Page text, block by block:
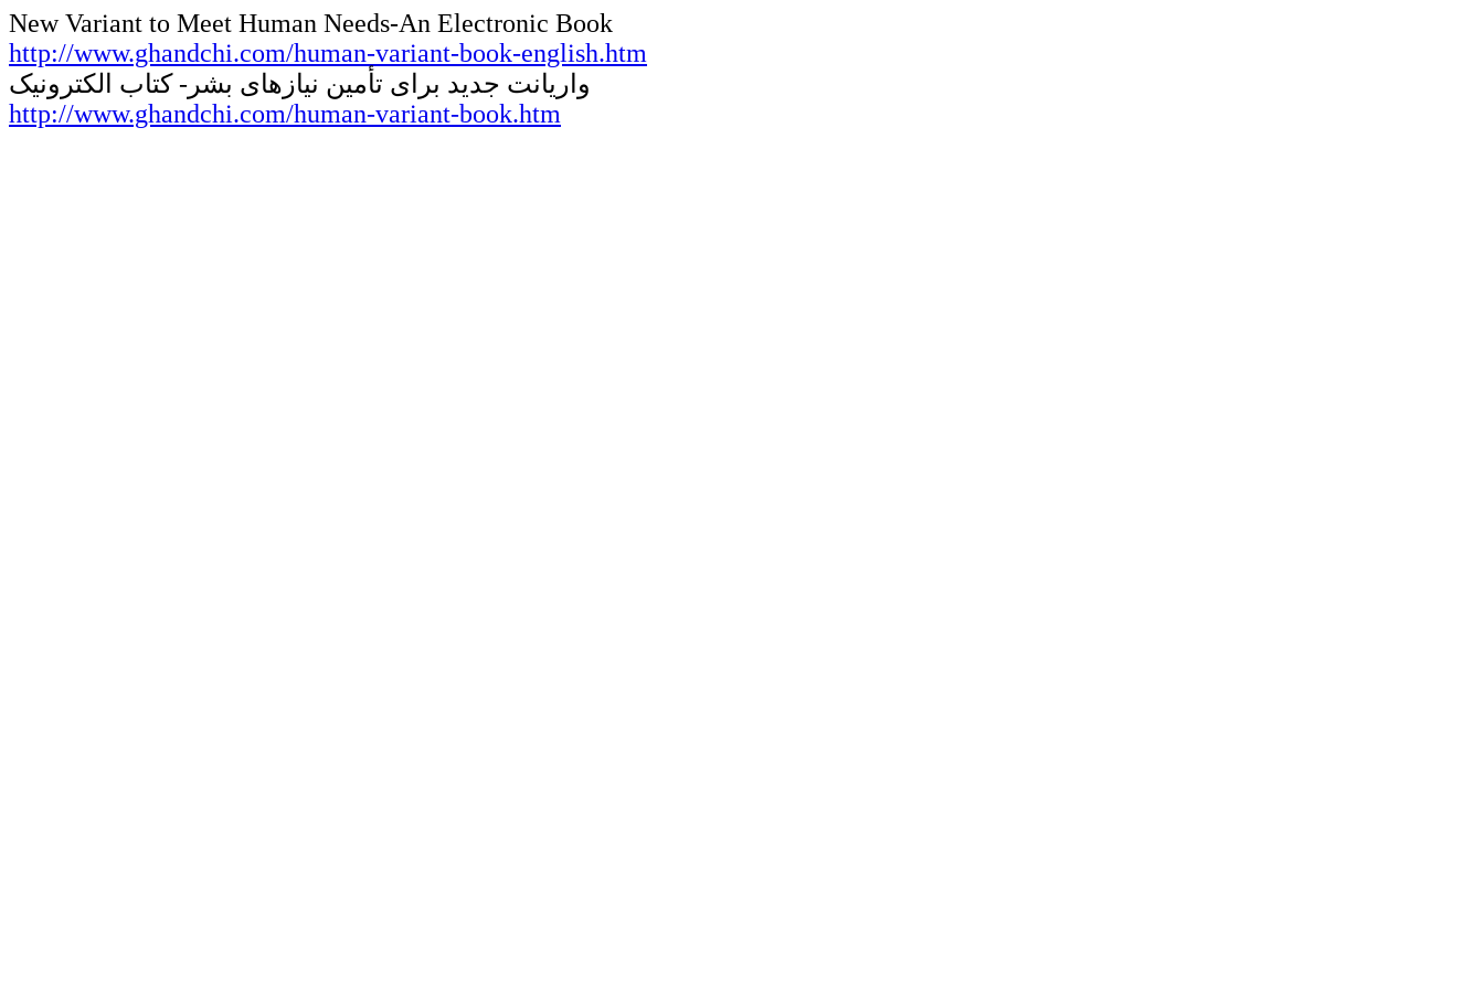
New Variant to Meet Human Needs-An Electronic Book
http://www.ghandchi.com/human-variant-book-english.htm
واریانت جدید برای تأمین نیازهای بشر- کتاب الکترونیک
http://www.ghandchi.com/human-variant-book.htm